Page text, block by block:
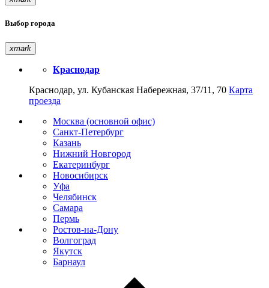
Выбор города
xmark
Краснодар
Краснодар, ул. Кубанская Набережная, 37/11, 70 Карта
проезда
Москва (основной офис)
Санкт-Петербург
Казань
Нижний Новгород
Екатеринбург
Новосибирск
Уфа
Челябинск
Самара
Пермь
Ростов-на-Дону
Волгоград
Якутск
Барнаул